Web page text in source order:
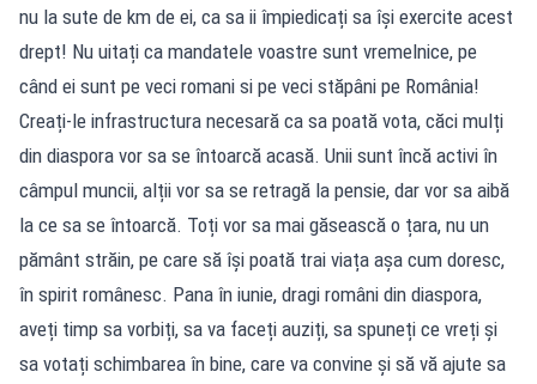
nu la sute de km de ei, ca sa ii împiedicați sa își exercite acest
drept! Nu uitați ca mandatele voastre sunt vremelnice, pe
când ei sunt pe veci romani si pe veci stăpâni pe România!
Creați-le infrastructura necesară ca sa poată vota, căci mulți
din diaspora vor sa se întoarcă acasă. Unii sunt încă activi în
câmpul muncii, alții vor sa se retragă la pensie, dar vor sa aibă
la ce sa se întoarcă. Toți vor sa mai găsească o țara, nu un
pământ străin, pe care să își poată trai viața așa cum doresc,
în spirit românesc. Pana în iunie, dragi români din diaspora,
aveți timp sa vorbiți, sa va faceți auziți, sa spuneți ce vreți și
sa votați schimbarea în bine, care va convine și să vă ajute sa